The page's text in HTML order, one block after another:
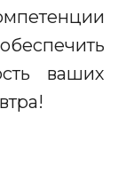
ваших